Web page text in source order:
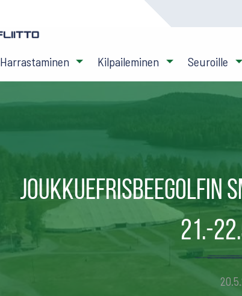
Harrastaminen Kilpaileminen Seuroille
Joukkuefrisbeegolfin
21.-